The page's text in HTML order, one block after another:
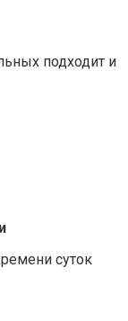
подходит и
суток